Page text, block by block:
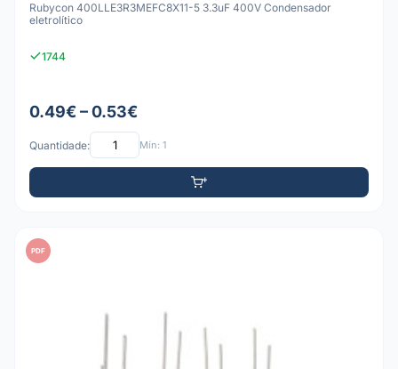
Rubycon 400LLE3R3MEFC8X11-5 3.3uF 400V Condensador
eletrolítico
1744
0.49€ – 0.53€
Quantidade: Mín: 1
PDF